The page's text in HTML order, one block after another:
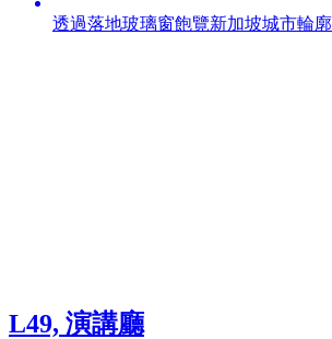
透過落地玻璃窗飽覽新加坡城市輪廓
L49, 演講廳